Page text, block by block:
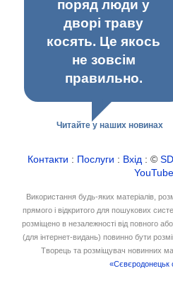
поряд люди у
дворі траву
косять. Це якось
не зовсім
правильно.
Читайте у наших новинах
Контакти : Послуги : Вхід : ©
YouTube
Використання будь-яких матеріалів,
прямого і відкритого для пошукових
розміщено в незалежності від повного
(для інтернет-видань) повинно бути
Творець та розміщувач новинних
«Сєвєродонецьк